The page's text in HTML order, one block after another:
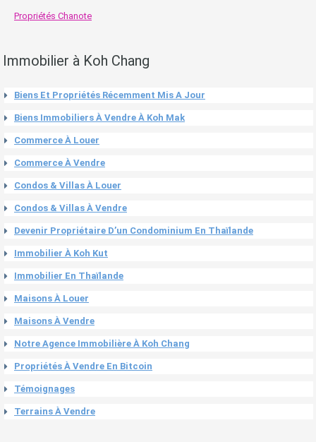
Propriétés Chanote
Immobilier à Koh Chang
Biens Et Propriétés Récemment Mis A Jour
Biens Immobiliers À Vendre À Koh Mak
Commerce À Louer
Commerce À Vendre
Condos & Villas À Louer
Condos & Villas À Vendre
Devenir Propriétaire D’un Condominium En Thaïlande
Immobilier À Koh Kut
Immobilier En Thaïlande
Maisons À Louer
Maisons À Vendre
Notre Agence Immobilière À Koh Chang
Propriétés À Vendre En Bitcoin
Témoignages
Terrains À Vendre